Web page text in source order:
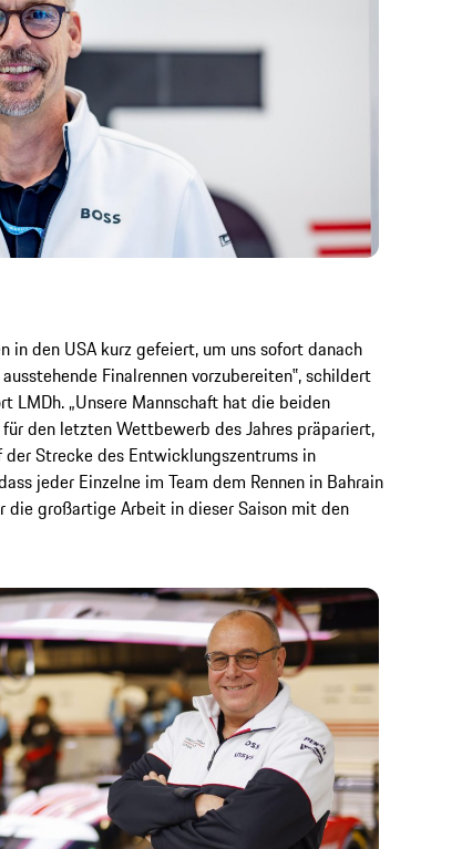
in den USA kurz gefeiert, um uns sofort danach
Finalrennen vorzubereiten‟, schildert
LMDh. „Unsere Mannschaft hat die beiden
den letzten Wettbewerb des Jahres präpariert,
Strecke des Entwicklungszentrums in
jeder Einzelne im Team dem Rennen in Bahrain
großartige Arbeit in dieser Saison mit den